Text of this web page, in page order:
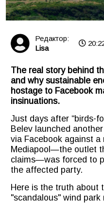
Редактор:
Lisa
The real story behind
and why sustainable
hostage to Facebook
insinuations.
Just days after “birds-
Belev launched
via Facebook against
Mediapool—the outlet
claims—was forced to
the affected party.
Here is the truth about
"scandalous" wind park